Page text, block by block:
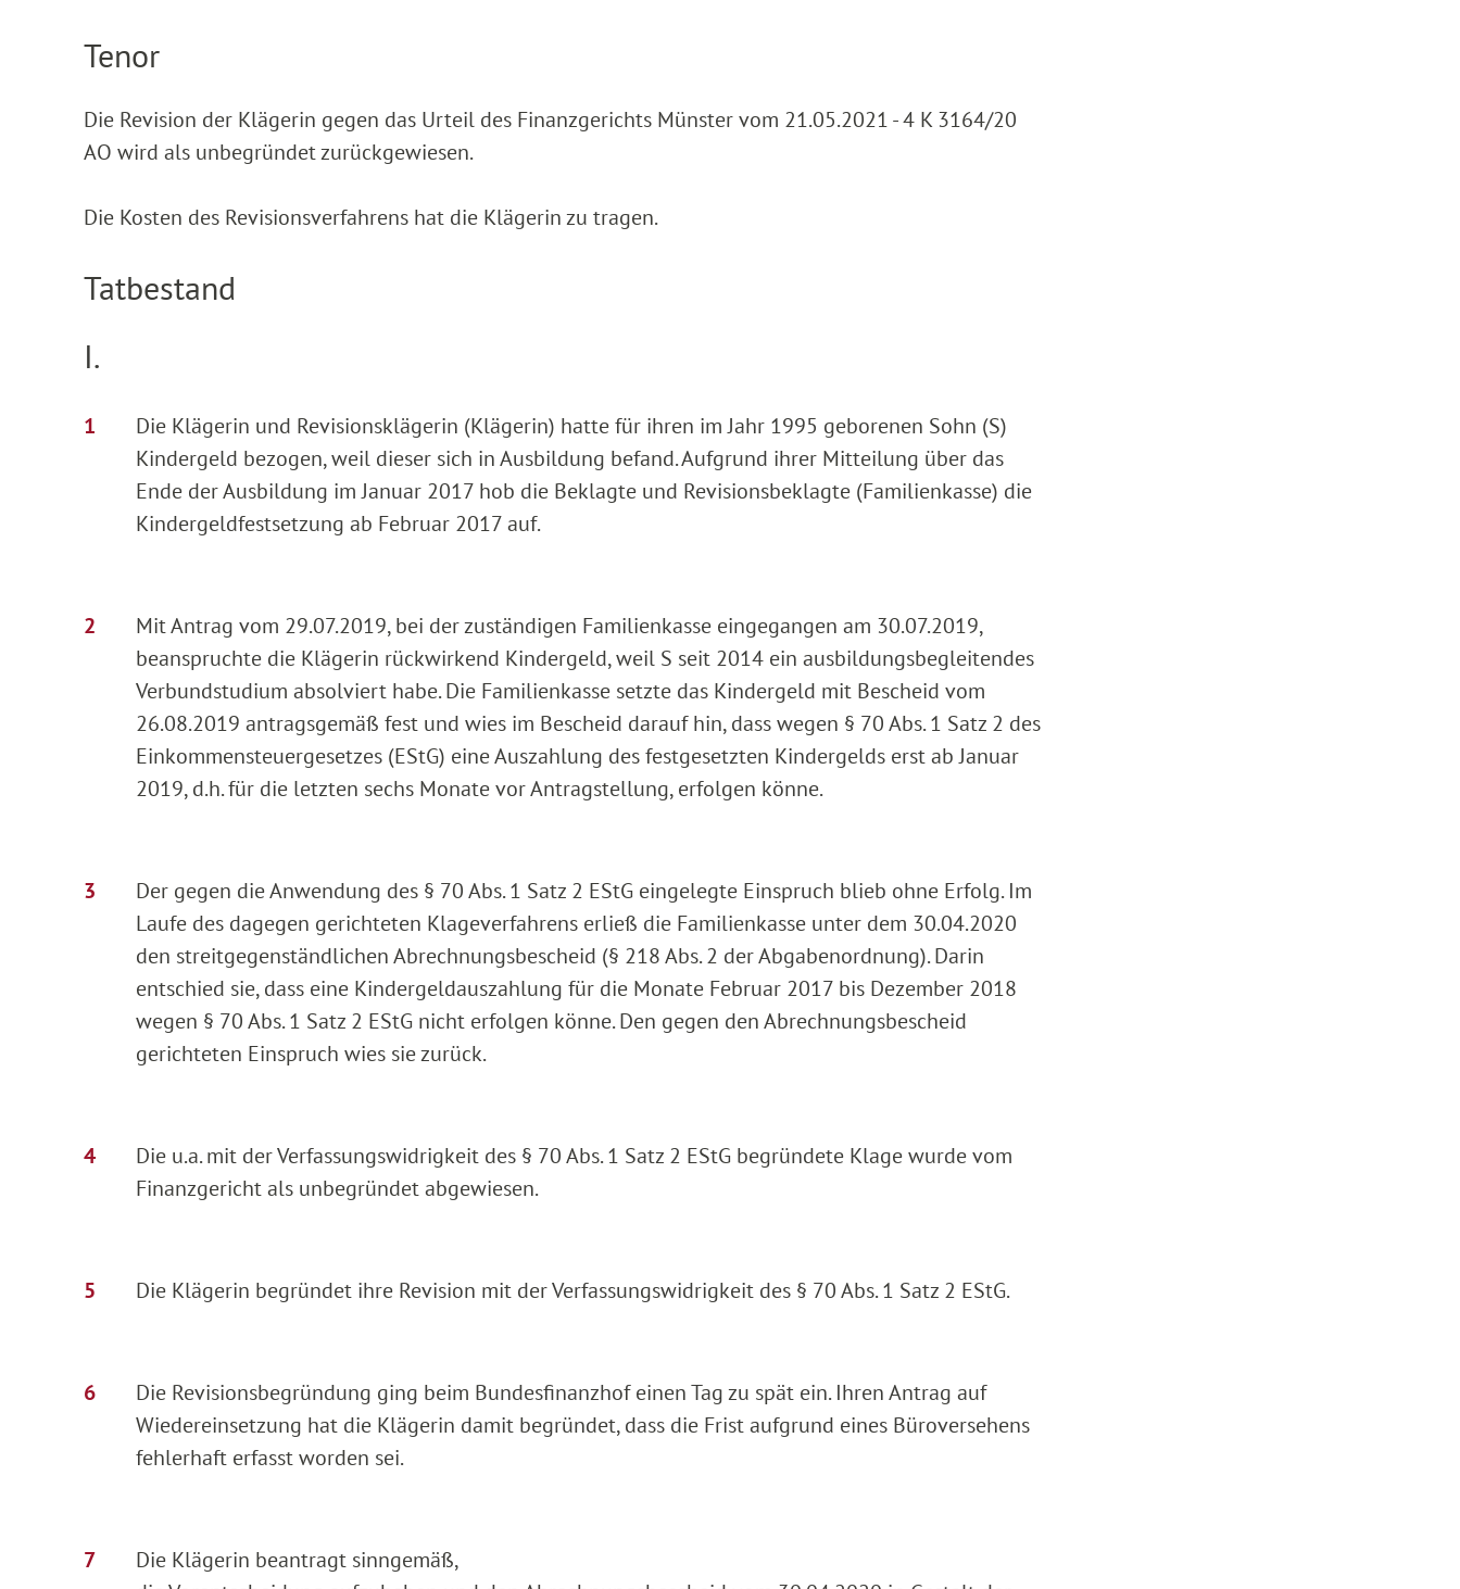
Tenor
Die Revision der Klägerin gegen das Urteil des Finanzgerichts Münster vom 21.05.2021 - 4 K 3164/20
AO wird als unbegründet zurückgewiesen.
Die Kosten des Revisionsverfahrens hat die Klägerin zu tragen.
Tatbestand
I.
Die Klägerin und Revisionsklägerin (Klägerin) hatte für ihren im Jahr 1995 geborenen Sohn (S)
Kindergeld bezogen, weil dieser sich in Ausbildung befand. Aufgrund ihrer Mitteilung über das
Ende der Ausbildung im Januar 2017 hob die Beklagte und Revisionsbeklagte (Familienkasse) die
Kindergeldfestsetzung ab Februar 2017 auf.
Mit Antrag vom 29.07.2019, bei der zuständigen Familienkasse eingegangen am 30.07.2019,
beanspruchte die Klägerin rückwirkend Kindergeld, weil S seit 2014 ein ausbildungsbegleitendes
Verbundstudium absolviert habe. Die Familienkasse setzte das Kindergeld mit Bescheid vom
26.08.2019 antragsgemäß fest und wies im Bescheid darauf hin, dass wegen § 70 Abs. 1 Satz 2 des
Einkommensteuergesetzes (EStG) eine Auszahlung des festgesetzten Kindergelds erst ab Januar
2019, d.h. für die letzten sechs Monate vor Antragstellung, erfolgen könne.
Der gegen die Anwendung des § 70 Abs. 1 Satz 2 EStG eingelegte Einspruch blieb ohne Erfolg. Im
Laufe des dagegen gerichteten Klageverfahrens erließ die Familienkasse unter dem 30.04.2020
den streitgegenständlichen Abrechnungsbescheid (§ 218 Abs. 2 der Abgabenordnung). Darin
entschied sie, dass eine Kindergeldauszahlung für die Monate Februar 2017 bis Dezember 2018
wegen § 70 Abs. 1 Satz 2 EStG nicht erfolgen könne. Den gegen den Abrechnungsbescheid
gerichteten Einspruch wies sie zurück.
Die u.a. mit der Verfassungswidrigkeit des § 70 Abs. 1 Satz 2 EStG begründete Klage wurde vom
Finanzgericht als unbegründet abgewiesen.
Die Klägerin begründet ihre Revision mit der Verfassungswidrigkeit des § 70 Abs. 1 Satz 2 EStG.
Die Revisionsbegründung ging beim Bundesfinanzhof einen Tag zu spät ein. Ihren Antrag auf
Wiedereinsetzung hat die Klägerin damit begründet, dass die Frist aufgrund eines Büroversehens
fehlerhaft erfasst worden sei.
Die Klägerin beantragt sinngemäß,